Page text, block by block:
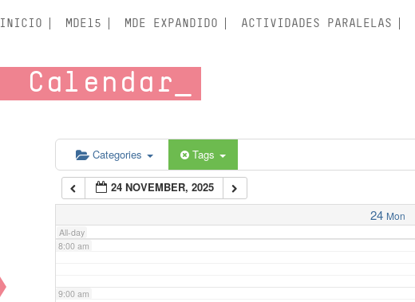
INICIO MDE15 MDE EXPANDIDO ACTIVIDADES PARALELAS
Calendar
Categories Tags
24 NOVEMBER, 2025
24 Mon
All-day
5:00 am
6:00 am
7:00 am
8:00 am
9:00 am